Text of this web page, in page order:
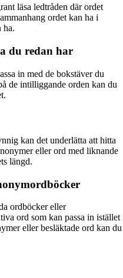
läsa ledtråden där ordet
ordet kan ha i
ha.
du redan har
in med de bokstäver du
de intilliggande orden kan du
kan det underlätta att hitta
eller ord med liknande
längd.
ordböcker eller
ord som kan passa in istället
eller besläktade ord kan du